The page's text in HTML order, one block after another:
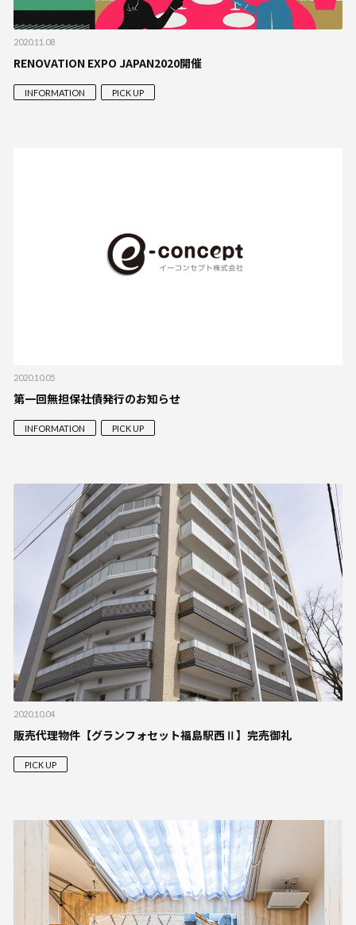
2020.11.08
RENOVATION EXPO JAPAN2020開催
INFORMATION PICK UP
2020.10.05
第一回無担保社債発行のお知らせ
INFORMATION PICK UP
2020.10.04
販売代理物件【グランフォセット福島駅西Ⅱ】完売御礼
PICK UP